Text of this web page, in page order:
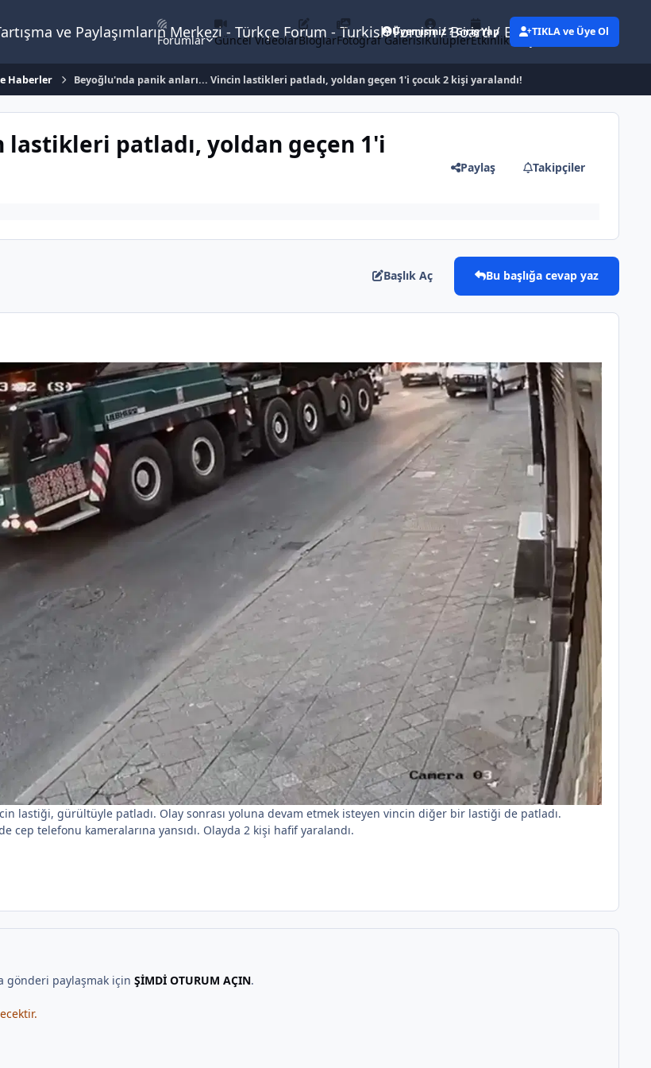
ve Paylaşımların Merkezi - Türkçe Forum - Turkish Forum / Board / Blog
Forumlar Güncel VideolarBloglarFotoğraf GalerisiKulüplerEtkinliklerEylemler
Üyemisiniz ? Giriş Yap TIKLA ve Üye Ol
Haberler Beyoğlu'nda panik anları... Vincin lastikleri patladı, yoldan geçen 1'i çocuk 2 kişi yaralandı!
lastikleri patladı, yoldan geçen 1'i
Paylaş Takipçiler
Başlık Aç Bu başlığa cevap yaz
lastiği, gürültüyle patladı. Olay sonrası yoluna devam etmek isteyen vincin diğer bir lastiği de patladı.
cep telefonu kameralarına yansıdı. Olayda 2 kişi hafif yaralandı.
gönderi paylaşmak için ŞİMDİ OTURUM AÇIN.